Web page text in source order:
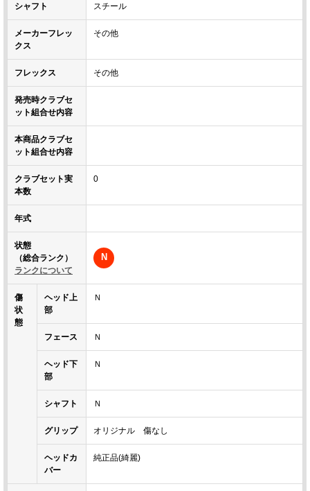
シャフト スチール
メーカーフレッ
クス
その他
フレックス その他
発売時クラブセ
ット組合せ内容
本商品クラブセ
ット組合せ内容
クラブセット実
本数
0
年式
状態
（総合ランク）
ランクについて
N
傷
状
態
ヘッド上
部
Ｎ
フェース Ｎ
ヘッド下
部
Ｎ
シャフト Ｎ
グリップ オリジナル 傷なし
ヘッドカ
バー
純正品(綺麗)